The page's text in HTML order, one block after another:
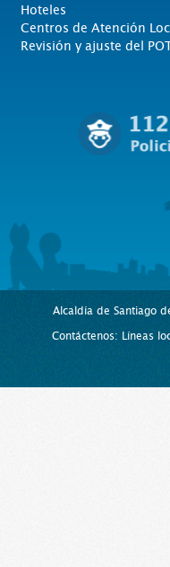
Hoteles
Centros de Atención
Revisión y ajuste del
Alcaldía de Santiago
Contáctenos: Líneas